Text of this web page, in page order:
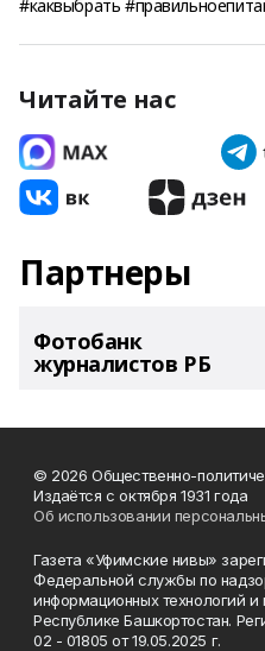
#каквыбрать
Читайте нас
Партнеры
Фотобанк
журналистов РБ
© 2026 Общественно-
Издаётся с октября 1931 года
Об использовании
Газета «Уфимские нивы»
Федеральной службы по
информационных технологий
Республике Башкортостан.
02 - 01805 от 19.05.2025 г.